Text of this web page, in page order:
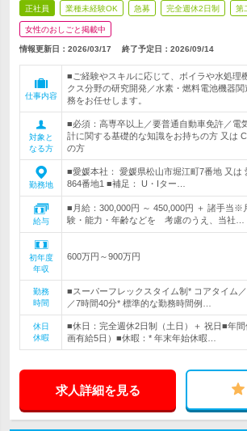
正社員 業種未経験OK 急募 完全週休2日制 第
女性のおしごと掲載中
情報更新日：2026/03/17 終了予定日： 2026/09/14
仕事内容
■ご経験やスキルに応じて、ボイラや水処理
クス分野の研究開発／水素・燃料電池機器
務をお任せします。
対象と
なる方
■必須：高専卒以上／要普通自動車免許／電
計に関する基礎的な知識をお持ちの方 又は
の方
勤務地
■愛媛本社： 愛媛県松山市堀江町7番地 又は
864番地1 ■補足： U・Iター…
給与
■月給：300,000円 ～ 450,000円 ＋ 諸手当※
験・能力・年齢などを 考慮のうえ、当社…
初年度
年収
600万円～900万円
勤務
時間
■スーパーフレックスタイム制* コアタイム
／7時間40分* 標準的な勤務時間例…
休日
休暇
■休日：完全週休2日制（土日）＋ 祝日■年
画有給5日）■休暇：* 年末年始休暇…
求人詳細を見る